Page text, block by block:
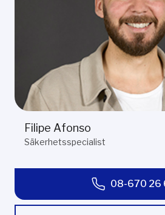
Filipe Afonso
Säkerhetsspecialist
08-670 26